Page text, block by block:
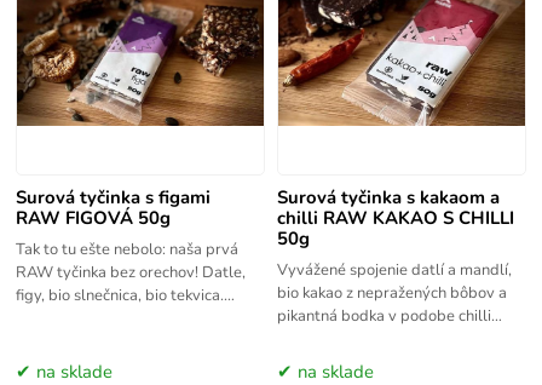
Surová tyčinka s figami
RAW FIGOVÁ 50g
Tak to tu ešte nebolo: naša prvá
RAW tyčinka bez orechov! Datle,
figy, bio slnečnica, bio tekvica.
na sklade
Surová tyčinka s kakaom a
chilli RAW KAKAO S CHILLI
50g
Vyvážené spojenie datlí a mandlí,
bio kakao z nepražených bôbov a
pikantná bodka v podobe chilli
množstvo zdraviu prospešných
na sklade